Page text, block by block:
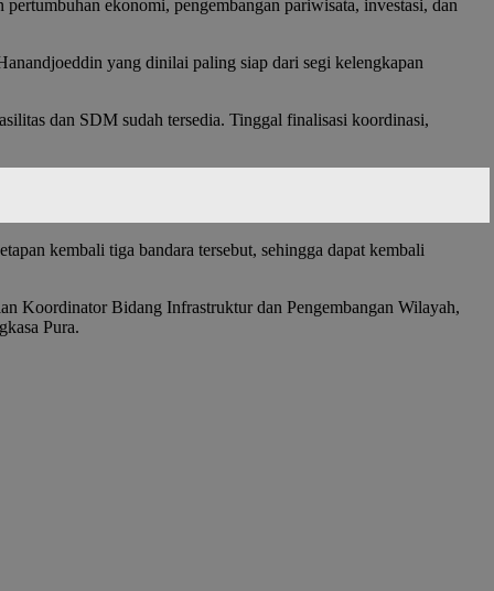
ekonomi, pengembangan pariwisata, investasi, dan
yang dinilai paling siap dari segi kelengkapan
dan SDM sudah tersedia. Tinggal finalisasi koordinasi,
kembali tiga bandara tersebut, sehingga dapat kembali
Koordinator Bidang Infrastruktur dan Pengembangan Wilayah,
Pura.